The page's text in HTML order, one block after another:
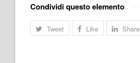
Condividi questo elemento
Tweet Like Share